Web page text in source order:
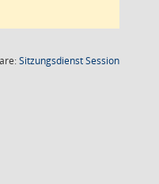
SitzungsdienstSession(Wird in